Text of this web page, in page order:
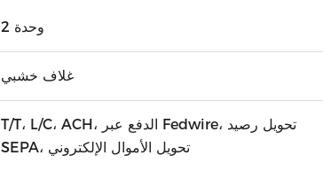
2 وحدة
غلاف خشبي
T/T، L/C، ACH، الدفع عبر Fedwire، تحويل رصيد
SEPA، تحويل الأموال الإلكتروني